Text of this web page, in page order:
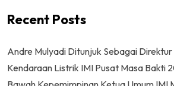
Recent Posts
Andre Mulyadi Ditunjuk Sebagai
Kendaraan Listrik IMI Pusat Masa Bakti